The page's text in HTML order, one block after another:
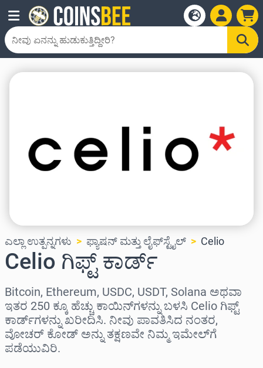
ಎಲ್ಲಾ ಉತ್ಪನ್ನಗಳು ಫ್ಯಾಷನ್ ಮತ್ತು ಲೈಫ್‌ಸ್ಟೈಲ್ Celio
Celio ಗಿಫ್ಟ್ ಕಾರ್ಡ್
Bitcoin, Ethereum, USDC, USDT, Solana ಅಥವಾ
ಇತರ 250 ಕ್ಕೂ ಹೆಚ್ಚು ಕಾಯಿನ್‌ಗಳನ್ನು ಬಳಸಿ Celio ಗಿಫ್ಟ್
ಕಾರ್ಡ್‌ಗಳನ್ನು ಖರೀದಿಸಿ. ನೀವು ಪಾವತಿಸಿದ ನಂತರ,
ವೋಚರ್ ಕೋಡ್ ಅನ್ನು ತಕ್ಷಣವೇ ನಿಮ್ಮ ಇಮೇಲ್‌ಗೆ
ಪಡೆಯುವಿರಿ.